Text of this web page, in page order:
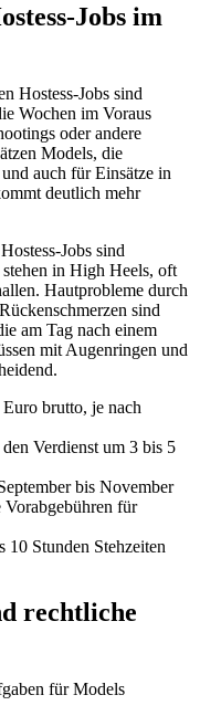
Jobs im
Hostess-Jobs sind
Wochen im Voraus
oder andere
Models, die
auch für Einsätze in
deutlich mehr
Jobs sind
in High Heels, oft
Hautprobleme durch
sind
am Tag nach einem
mit Augenringen und
brutto, je nach
Verdienst um 3 bis 5
bis November
Vorabgebühren für
Stunden Stehzeiten
rechtliche